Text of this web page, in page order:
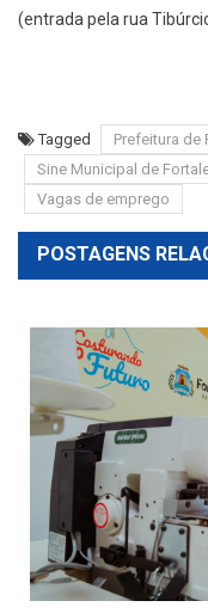
(entrada pela rua
Tagged
Prefeitura de
Sine Municipal de
Vagas de emprego
POSTAGENS